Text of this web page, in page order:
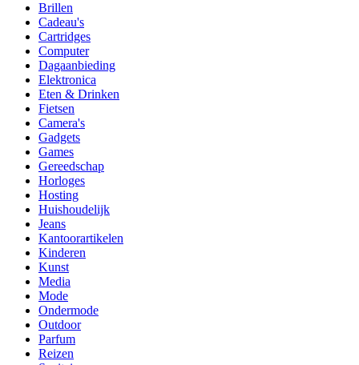
Brillen
Cadeau's
Cartridges
Computer
Dagaanbieding
Elektronica
Eten & Drinken
Fietsen
Camera's
Gadgets
Games
Gereedschap
Horloges
Hosting
Huishoudelijk
Jeans
Kantoorartikelen
Kinderen
Kunst
Media
Mode
Ondermode
Outdoor
Parfum
Reizen